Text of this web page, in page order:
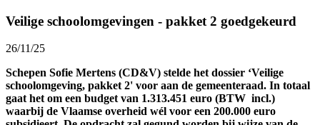
Veilige schoolomgevingen - pakket 2 goedgekeurd
26/11/25
Schepen Sofie Mertens (CD&V) stelde het dossier ‘Veilige
schoolomgeving, pakket 2' voor aan de gemeenteraad. In totaal
gaat het om een budget van 1.313.451 euro (BTW incl.)
waarbij de Vlaamse overheid wél voor een 200.000 euro